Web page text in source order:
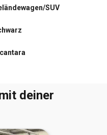
SUV
deiner